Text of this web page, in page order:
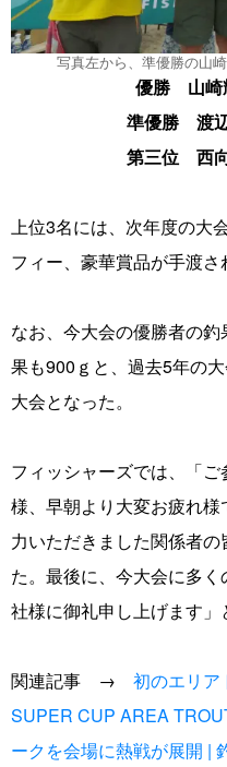
写真左から、準優勝の山
優勝 山崎
準優勝 渡
第三位 西
上位3名には、次年度の大
フィー、豪華賞品が手渡さ
なお、今大会の優勝者の
果も900ｇと、過去5年の
大会となった。
フィッシャーズでは、「
様、早朝より大変お疲れ
力いただきました関係者
た。最後に、今大会に多
社様に御礼申し上げます」
関連記事 → 初のエリア
SUPER CUP AREA
ークを会場に熱戦が展開 |